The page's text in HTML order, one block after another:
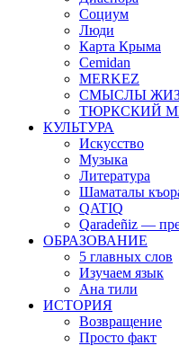
Социум
Люди
Карта Крыма
Cemidan
МERKEZ
СМЫСЛЫ
ТЮРКСКИЙ
КУЛЬТУРА
Искусство
Музыка
Литература
Шаматалы
QATIQ
Qaradeñiz —
ОБРАЗОВАНИЕ
5 главных слов
Изучаем язык
Ана тили
ИСТОРИЯ
Возвращение
Просто факт